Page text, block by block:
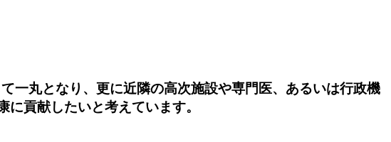
一丸となり、更に近隣の高次施設や専門医、あるいは行政機
貢献したいと考えています。